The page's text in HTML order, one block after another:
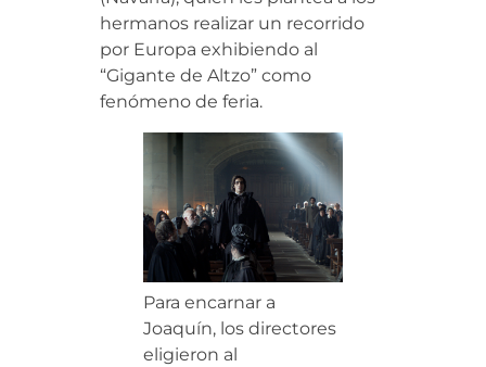
hermanos realizar un recorrido
por Europa exhibiendo al
“Gigante de Altzo” como
fenómeno de feria.
Para encarnar a
Joaquín, los directores
eligieron al